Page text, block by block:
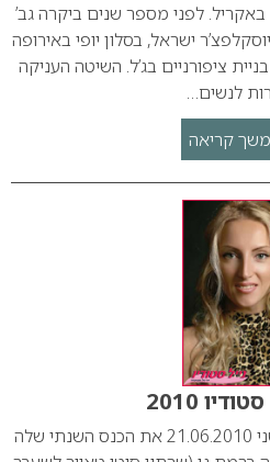
לפני מספר שנים ביקרה גב’
ישראל, בסלון יופי באירופה
ציפורניים בג’ל. השיטה העניקה
לנשים…
קריאה
2010
רשת נייל סטודיו תקיים ביום שני 21.06.2010 את הכנס השנתי שלה